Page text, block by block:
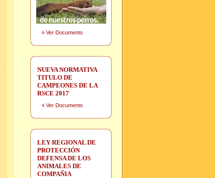
» Ver Documento
NUEVA NORMATIVA
TITULO DE
CAMPEONES DE LA
RSCE 2017
» Ver Documento
LEY REGIONAL DE
PROTECCIÓN
DEFENSA DE LOS
ANIMALES DE
COMPAÑIA